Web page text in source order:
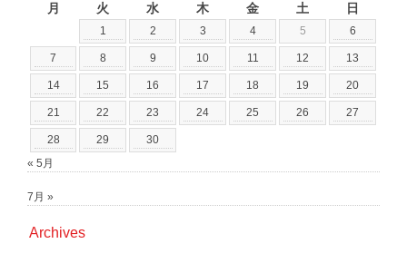
月 火 水 木 金 土 日
1 2 3 4 5 6
7 8 9 10 11 12 13
14 15 16 17 18 19 20
21 22 23 24 25 26 27
28 29
30
« 5月
7月 »
Archives